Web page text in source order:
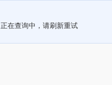
正在查询中，请刷新重试